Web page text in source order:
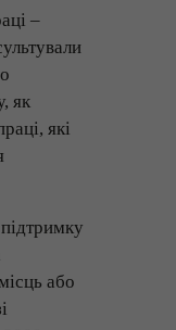
–
як
які
або